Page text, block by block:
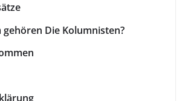
gehören Die Kolumnisten?